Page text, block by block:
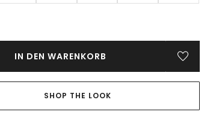
IN DEN WARENKORB
SHOP THE LOOK